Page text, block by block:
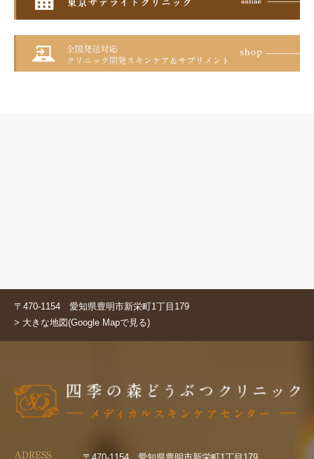
〒470-1154 愛知県豊明市新栄町1丁目179
> 大きな地図(Google Mapで見る)
ADRESS